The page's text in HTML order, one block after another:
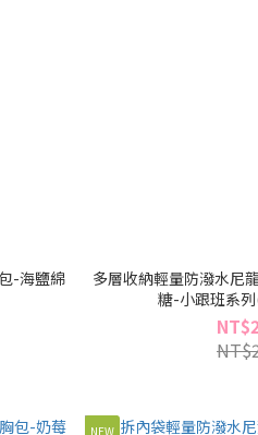
-海鹽綿
多層收納輕量防潑水尼
糖-小跟班系
NEW